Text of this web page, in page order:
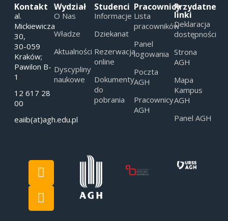
Kontakt
al.
Mickiewicza
30,
30-059
Kraków;
Pawilon B-
1
12 617 28
00
eaiib(at)agh.edu.pl
Wydział
O Nas
Władze
Aktualności
Dyscypliny
naukowe
Studenci
Informacje
Dziekanat
Rezerwacja
online
Dokumenty
do
pobrania
Pracownicy
Lista
pracowników
Panel
logowania
Poczta
AGH
Pracownicy
AGH
Przydatne
linki
Deklaracja
dostępności
Strona
AGH
Mapa
Kampus
AGH
Panel AGH